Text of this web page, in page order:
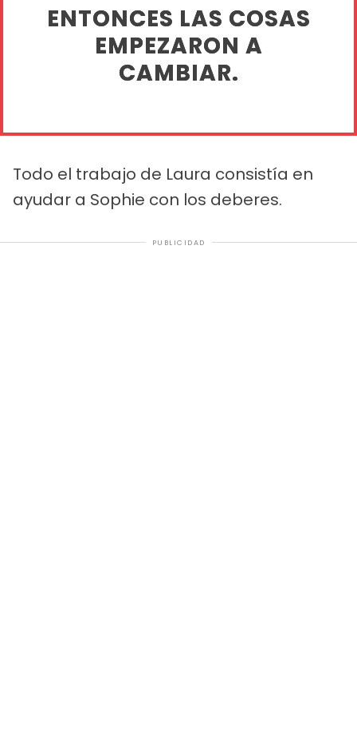
ENTONCES LAS COSAS
EMPEZARON A
CAMBIAR.
Todo el trabajo de Laura consistía en
ayudar a Sophie con los deberes.
PUBLICIDAD